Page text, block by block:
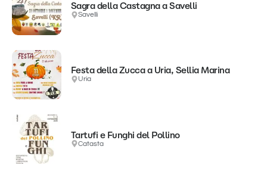
Sagra della Castagna a Savelli
Savelli
Festa della Zucca a Uria, Sellia Marina
Uria
Tartufi e Funghi del Pollino
Catasta